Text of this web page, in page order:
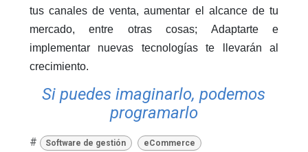
tus canales de venta, aumentar el alcance de tu
mercado, entre otras cosas; Adaptarte e
implementar nuevas tecnologías te llevarán al
crecimiento.
Si puedes imaginarlo, podemos
programarlo
# Software de gestión eCommerce